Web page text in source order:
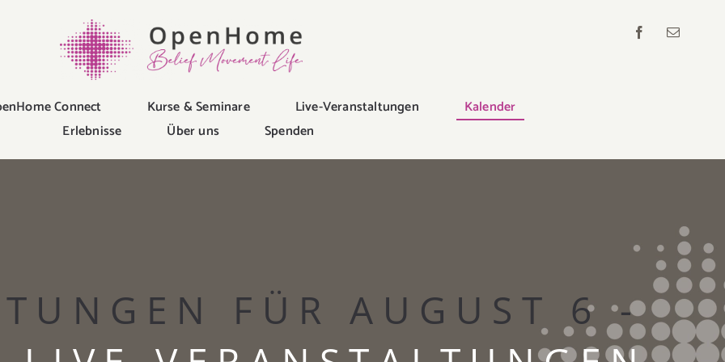
Connect Kurse & Seminare Live-Veranstaltungen
Kalender
Erlebnisse
Über uns Spenden
FÜR AUGUST 6 -